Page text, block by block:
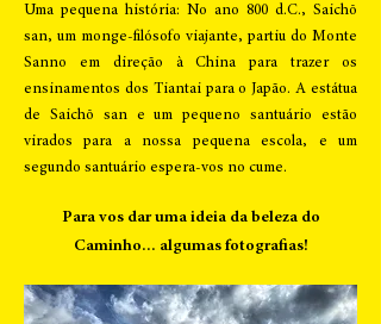
Uma pequena história: No ano 800 d.C., Saichō
san, um monge-filósofo viajante, partiu do Monte
Sanno em direção à China para trazer os
ensinamentos dos Tiantai para o Japão. A estátua
de Saichō san e um pequeno santuário estão
virados para a nossa pequena escola, e um
segundo santuário espera-vos no cume.
Para vos dar uma ideia da beleza do
Caminho... algumas fotografias!